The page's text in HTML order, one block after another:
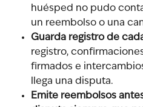
huésped no pudo
un reembolso o una
Guarda registro de
registro,
firmados e
llega una disputa.
Emite reembolsos